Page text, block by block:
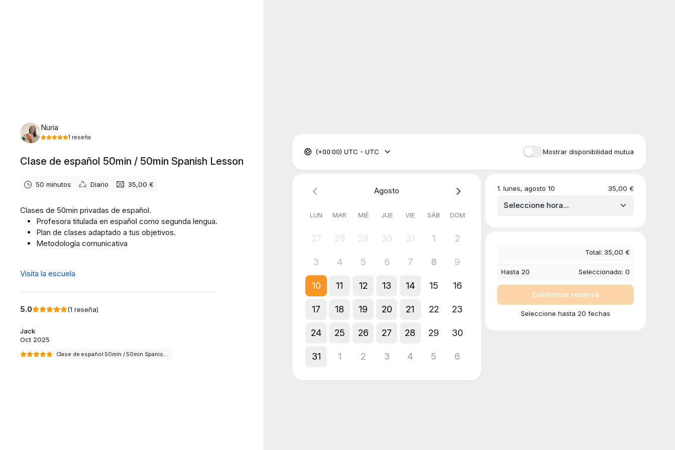
Nuria
1 reseña
Clase de español 50min / 50min Spanish Lesson
50 minutos Diario 35,00 €
Clases de 50min privadas de español.
Profesora titulada en español como segunda lengua.
Plan de clases adaptado a tus objetivos.
Metodología comunicativa
Visita la escuela
5.0 (1 reseña)
Jack
Oct 2025
Clase de español 50min / 50min Spanish Lesson
Mostrar disponibilidad mutua
(+00:00) UTC - UTC
Agosto
LUN MAR MIÉ JUE VIE SÁB DOM
27 28 29 30 31 1 2
3 4 5 6 7 8 9
10 11 12 13 14 15 16
17 18 19 20 21 22 23
24 25 26 27 28 29 30
31 1 2 3 4 5 6
1.lunes, agosto 10 35,00 €
Total: 35,00 €
Hasta 20 Seleccionado: 0
Confirmar reserva
Seleccione hasta 20 fechas